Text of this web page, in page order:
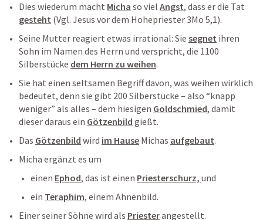
Dies wiederum macht Micha so viel Angst
gesteht (Vgl. Jesus vor dem Hohepriester 3Mo 5,1).
Seine Mutter reagiert etwas irrational: Sie segnet ihren
Sohn im Namen des Herrn und verspricht, die 1100
Silberstücke dem Herrn zu weihen.
Sie hat einen seltsamen Begriff davon, was weihen wirklich
bedeutet, denn sie gibt 200 Silberstücke – also “knapp
weniger” als alles – dem hiesigen Goldschmied, damit
dieser daraus ein Götzenbild gießt.
Das Götzenbild wird im Hause Michas aufgebaut.
Micha ergänzt es um
einen Ephod, das ist einen Priesterschurz, und
ein Teraphim, einem Ahnenbild.
Einer seiner Söhne wird als Priester angestellt.